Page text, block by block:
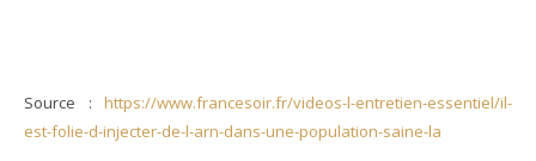
Source : https://www.francesoir.fr/videos-l-entretien-essentiel/il-
est-folie-d-injecter-de-l-arn-dans-une-population-saine-la